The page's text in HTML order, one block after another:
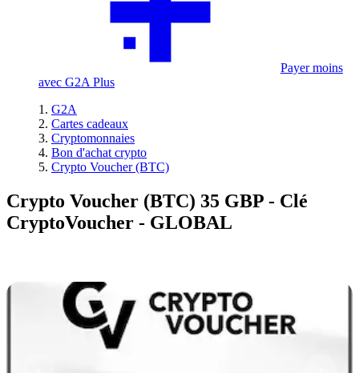
Payer moins
avec G2A Plus
G2A
Cartes cadeaux
Cryptomonnaies
Bon d'achat crypto
Crypto Voucher (BTC)
Crypto Voucher (BTC) 35 GBP - Clé
CryptoVoucher - GLOBAL